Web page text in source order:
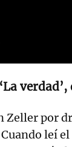
Zeller por
leí